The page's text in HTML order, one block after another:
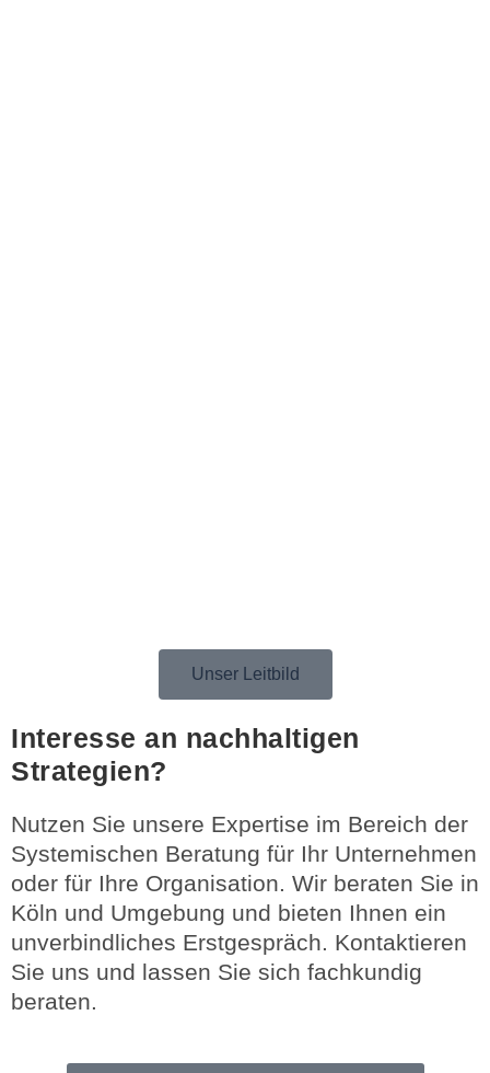
Unser Leitbild
Interesse an nachhaltigen
Strategien?
Nutzen Sie unsere Expertise im Bereich der
Systemischen Beratung für Ihr Unternehmen
oder für Ihre Organisation. Wir beraten Sie in
Köln und Umgebung und bieten Ihnen ein
unverbindliches Erstgespräch. Kontaktieren
Sie uns und lassen Sie sich fachkundig
beraten.